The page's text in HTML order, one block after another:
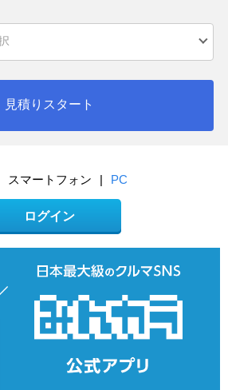
見積りスタート
スマートフォン | PC
ログイン